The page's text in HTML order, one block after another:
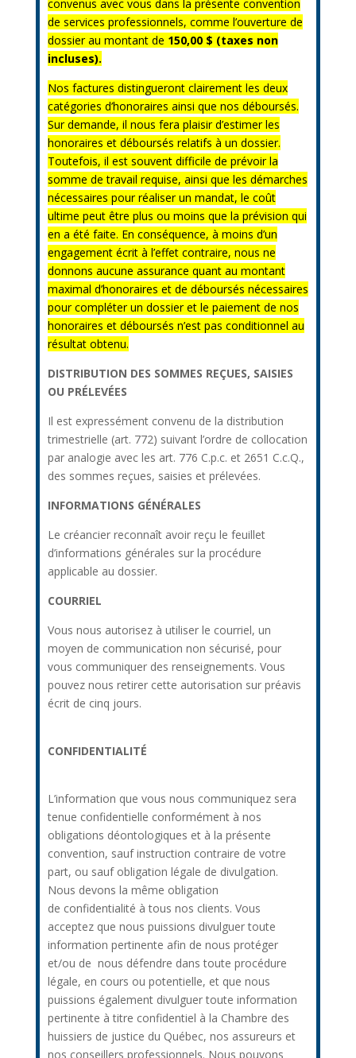
convenus avec vous dans la présente convention
de services professionnels, comme l’ouverture de
dossier au montant de 150,00 $ (taxes non
incluses).
Nos factures distingueront clairement les deux
catégories d’honoraires ainsi que nos déboursés.
Sur demande, il nous fera plaisir d’estimer les
honoraires et déboursés relatifs à un dossier.
Toutefois, il est souvent difficile de prévoir la
somme de travail requise, ainsi que les démarches
nécessaires pour réaliser un mandat, le coût
ultime peut être plus ou moins que la prévision qui
en a été faite. En conséquence, à moins d’un
engagement écrit à l’effet contraire, nous ne
donnons aucune assurance quant au montant
maximal d’honoraires et de déboursés nécessaires
pour compléter un dossier et le paiement de nos
honoraires et déboursés n’est pas conditionnel au
résultat obtenu.
DISTRIBUTION DES SOMMES REÇUES, SAISIES
OU PRÉLEVÉES
Il est expressément convenu de la distribution
trimestrielle (art. 772) suivant l’ordre de collocation
par analogie avec les art. 776 C.p.c. et 2651 C.c.Q.,
des sommes reçues, saisies et prélevées.
INFORMATIONS GÉNÉRALES
Le créancier reconnaît avoir reçu le feuillet
d’informations générales sur la procédure
applicable au dossier.
COURRIEL
Vous nous autorisez à utiliser le courriel, un
moyen de communication non sécurisé, pour
vous communiquer des renseignements. Vous
pouvez nous retirer cette autorisation sur préavis
écrit de cinq jours.
CONFIDENTIALITÉ
L’information que vous nous communiquez sera
tenue confidentielle conformément à nos
obligations déontologiques et à la présente
convention, sauf instruction contraire de votre
part, ou sauf obligation légale de divulgation.
Nous devons la même obligation
de confidentialité à tous nos clients. Vous
acceptez que nous puissions divulguer toute
information pertinente afin de nous protéger
et/ou de nous défendre dans toute procédure
légale, en cours ou potentielle, et que nous
puissions également divulguer toute information
pertinente à titre confidentiel à la Chambre des
huissiers de justice du Québec, nos assureurs et
nos conseillers professionnels. Nous pouvons